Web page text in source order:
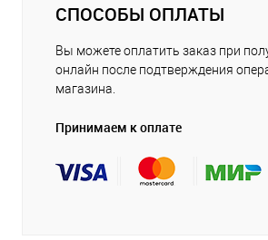
СПОСОБЫ ОПЛАТЫ
Вы можете оплатить заказ при
онлайн после подтверждения
магазина.
Принимаем к оплате